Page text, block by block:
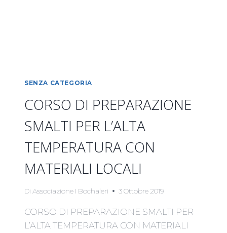
SENZA CATEGORIA
CORSO DI PREPARAZIONE
SMALTI PER L’ALTA
TEMPERATURA CON
MATERIALI LOCALI
Di Associazione I Bochaleri 3 Ottobre 2019
CORSO DI PREPARAZIONE SMALTI PER
L’ALTA TEMPERATURA CON MATERIALI